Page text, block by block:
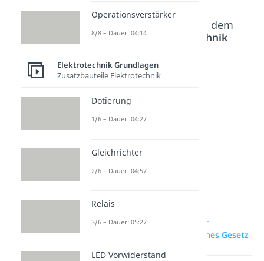
Beliebte Inhalte aus dem
Bereich
Elektrotechnik
ität
Dauer: 05:32
rmator
zur Videoseite: Bauteile der
Elektrotechnik und Ohmsches Gesetz
Operationsverstärker
8/8 – Dauer: 04:14
Elektrotechnik Grundlagen
Zusatzbauteile Elektrotechnik
Dotierung
1/6 – Dauer: 04:27
Gleichrichter
2/6 – Dauer: 04:57
Relais
3/6 – Dauer: 05:27
LED Vorwiderstand